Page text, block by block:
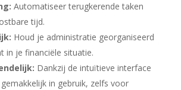
Automatiseer terugkerende taken
tijd.
Houd je administratie georganiseerd
in je financiële situatie.
Dankzij de intuïtieve interface
in gebruik, zelfs voor